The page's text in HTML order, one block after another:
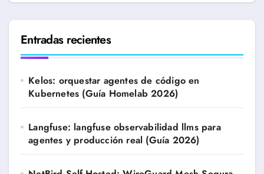
Entradas recientes
Kelos: orquestar agentes de código en
Kubernetes (Guía Homelab 2026)
Langfuse: langfuse observabilidad llms para
agentes y producción real (Guía 2026)